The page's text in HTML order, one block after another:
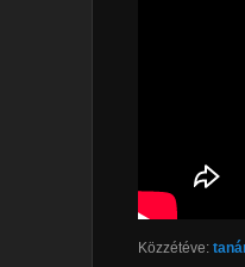
Közzétéve: